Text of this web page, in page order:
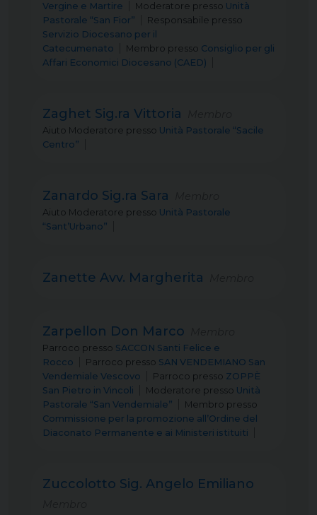
Vergine e Martire
Moderatore presso Unità
Pastorale “San Fior”
Responsabile presso
Servizio Diocesano per il
Catecumenato
Membro presso Consiglio per gli
Affari Economici Diocesano (CAED)
Zaghet Sig.ra Vittoria
Aiuto Moderatore presso Unità Pastorale “Sacile
Centro”
Zanardo Sig.ra Sara
Aiuto Moderatore presso Unità Pastorale
“Sant’Urbano”
Zanette Avv. Margherita
Zarpellon Don Marco
Parroco presso SACCON Santi Felice e
Rocco
Parroco presso SAN VENDEMIANO San
Vendemiale Vescovo
Parroco presso ZOPPÈ
San Pietro in Vincoli
Moderatore presso Unità
Pastorale “San Vendemiale”
Membro presso
Commissione per la promozione all’Ordine del
Diaconato Permanente e ai Ministeri istituiti
Zuccolotto Sig. Angelo Emiliano